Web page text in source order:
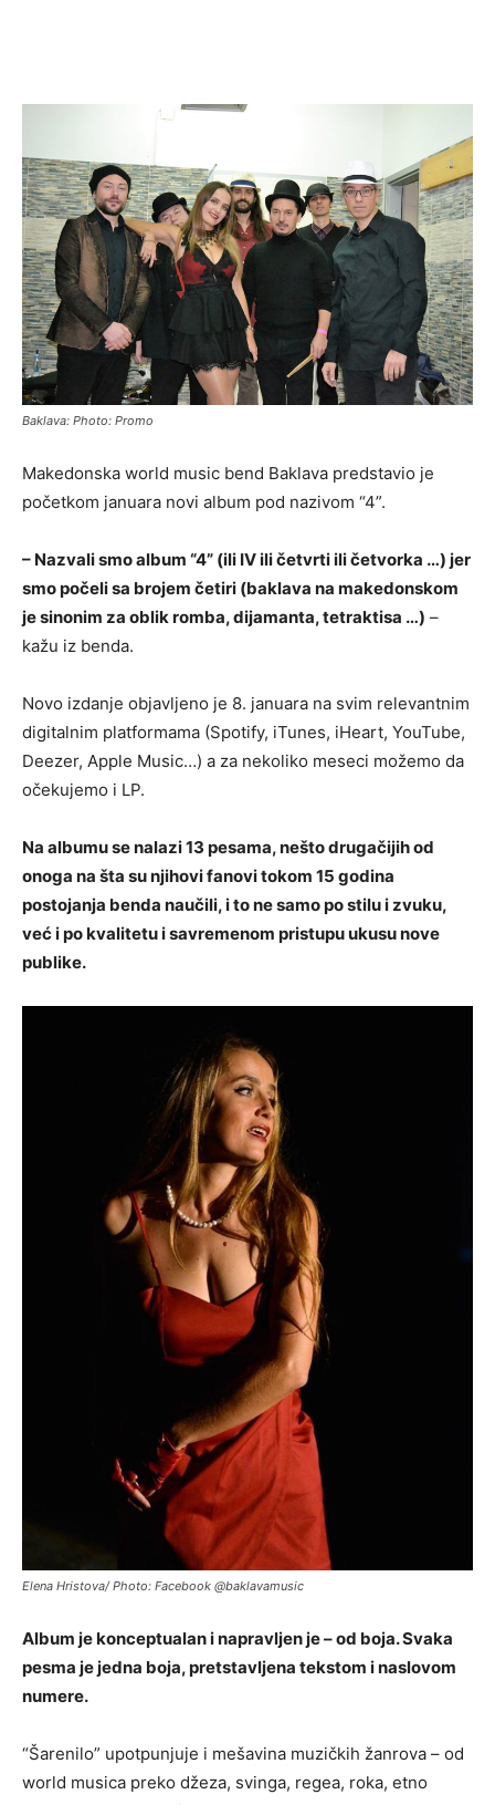
Baklava: Photo: Promo
Makedonska world music bend Baklava predstavio je
početkom januara novi album pod nazivom “4”.
– Nazvali smo album “4” (ili IV ili četvrti ili četvorka …) jer
smo počeli sa brojem četiri (baklava na makedonskom
je sinonim za oblik romba, dijamanta, tetraktisa …) –
kažu iz benda.
Novo izdanje objavljeno je 8. januara na svim relevantnim
digitalnim platformama (Spotify, iTunes, iHeart, YouTube,
Deezer, Apple Music…) a za nekoliko meseci možemo da
očekujemo i LP.
Na albumu se nalazi 13 pesama, nešto drugačijih od
onoga na šta su njihovi fanovi tokom 15 godina
postojanja benda naučili, i to ne samo po stilu i zvuku,
već i po kvalitetu i savremenom pristupu ukusu nove
publike.
Elena Hristova/ Photo: Facebook @baklavamusic
Album je konceptualan i napravljen je – od boja. Svaka
pesma je jedna boja, pretstavljena tekstom i naslovom
numere.
“Šarenilo” upotpunjuje i mešavina muzičkih žanrova – od
world musica preko džeza, svinga, regea, roka, etno